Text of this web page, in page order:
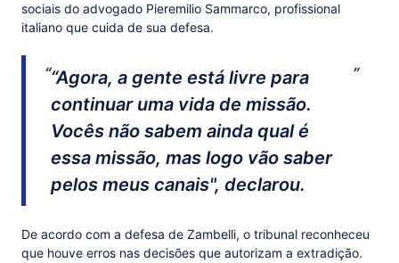
sociais do advogado Pieremilio Sammarco, profissional
italiano que cuida de sua defesa.
“Agora, a gente está livre para
continuar uma vida de missão.
Vocês não sabem ainda qual é
essa missão, mas logo vão saber
pelos meus canais", declarou.
De acordo com a defesa de Zambelli, o tribunal reconheceu
que houve erros nas decisões que autorizam a extradição.